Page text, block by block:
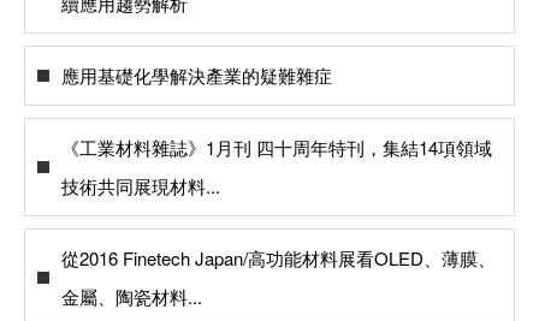
應用基礎化學解決產業的疑難雜症
《工業材料雜誌》1月刊 四十周年特刊，集結14項領域
技術共同展現材料...
從2016 Finetech Japan/高功能材料展看OLED、薄膜、
金屬、陶瓷材料...